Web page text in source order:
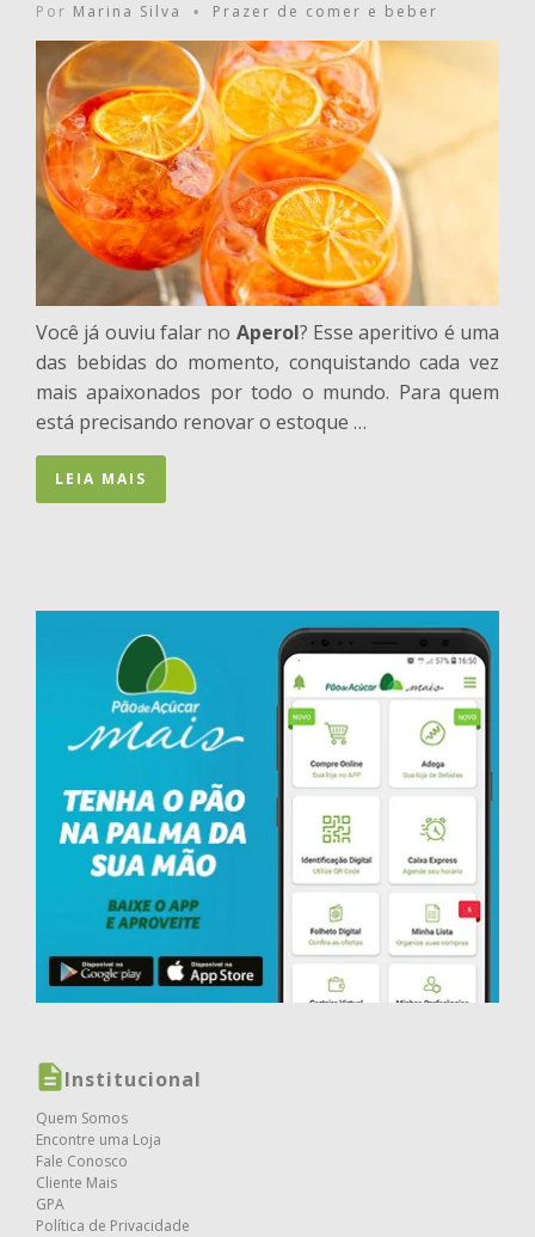
Por Marina Silva • Prazer de comer e beber
Você já ouviu falar no Aperol? Esse aperitivo é uma
das bebidas do momento, conquistando cada vez
mais apaixonados por todo o mundo. Para quem
está precisando renovar o estoque …
LEIA MAIS
Institucional
Quem Somos
Encontre uma Loja
Fale Conosco
Cliente Mais
GPA
Política de Privacidade